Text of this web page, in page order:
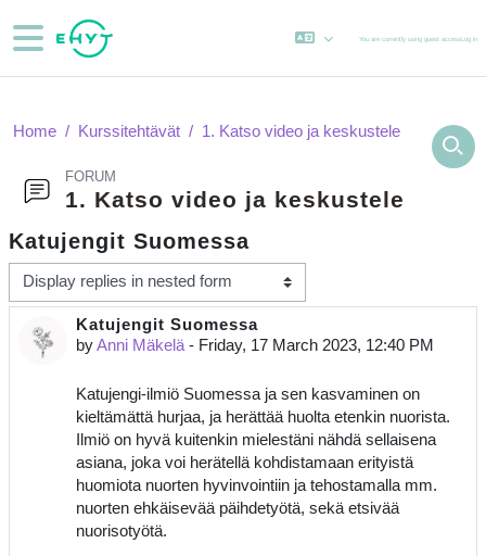
Side panel
You are currently using guest accessLog in
Home Kurssitehtävät 1. Katso video ja keskustele
FORUM
1. Katso video ja keskustele
Katujengit Suomessa
Display mode
Katujengit Suomessa
byAnni Mäkelä - Friday, 17 March 2023, 12:40 PM
Number of replies: 0
Katujengi-ilmiö Suomessa ja sen kasvaminen on
kieltämättä hurjaa, ja herättää huolta etenkin nuorista.
Ilmiö on hyvä kuitenkin mielestäni nähdä sellaisena
asiana, joka voi herätellä kohdistamaan erityistä
huomiota nuorten hyvinvointiin ja tehostamalla mm.
nuorten ehkäisevää päihdetyötä, sekä etsivää
nuorisotyötä.